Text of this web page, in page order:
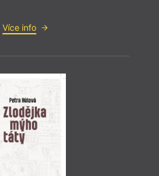
Více info